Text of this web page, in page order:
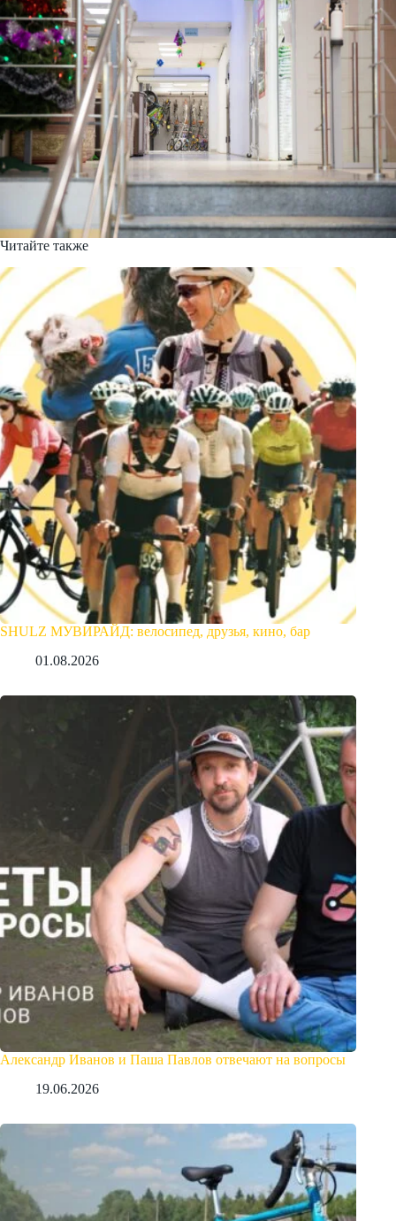
Читайте также
SHULZ МУВИРАЙД: велосипед, друзья, кино, бар
01.08.2026
Александр Иванов и Паша Павлов отвечают на вопросы
19.06.2026